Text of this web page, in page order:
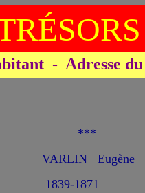
- Adresse du
***
VARLIN Eugène
1839-1871